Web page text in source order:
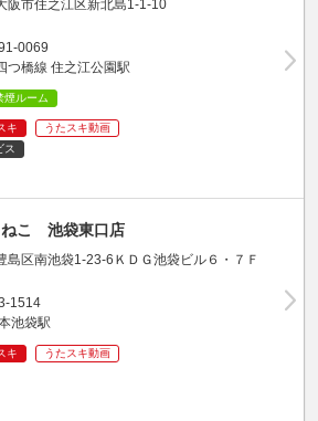
阪市住之江区新北島1-1-10
0069
つ橋線 住之江公園駅
煙ルーム
キ
うたスキ動画
ス
ねこ 池袋東口店
島区南池袋1-23-6ＫＤＧ池袋ビル６・７Ｆ
1514
池袋駅
キ
うたスキ動画